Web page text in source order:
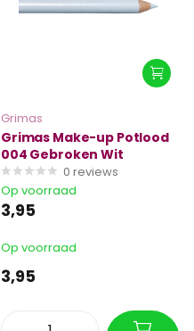
Grimas
Grimas Make-up Potlood
004 Gebroken Wit
0 reviews
Op voorraad
3,95
Op voorraad
3,95